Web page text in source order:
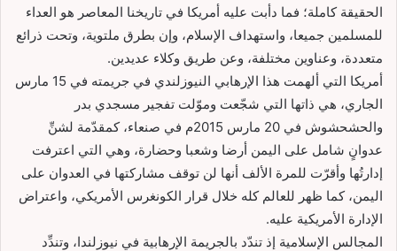
الحقيقة كاملة؛ فما دأبت عليه أمريكا في تاريخنا المعاصر هو العداء
للمسلمين جميعا، واستهداف الإسلام، وإن بطرق ملتوية، وتحت ذرائع
متعددة، وعناوين مختلفة، وعن طريق وكلاء عديدين.
أمريكا التي ألهمت هذا الإرهابي النيوزلندي في جريمته في 15 مارس
الجاري، هي ذاتها التي شجّعت وموّلت تفجير مسجدي بدر
والحشحشوش في 20 مارس 2015م في صنعاء، كمقدّمة لشنِّ
عدوانٍ شامل على اليمن أرضا وشعبا وحضارة، وهي التي اعترفت
إدارتُها وأقرّت للمرة الألف أنها لن توقف مشاركتها في العدوان على
اليمن، كما ظهر للعالم كله خلال قرار الكونغرس الأمريكي، واعتراض
الإدارة الأمريكية عليه.
المجالس الإسلامية إذ تندّد بالجريمة الإرهابية في نيوزلندا، وتندِّد